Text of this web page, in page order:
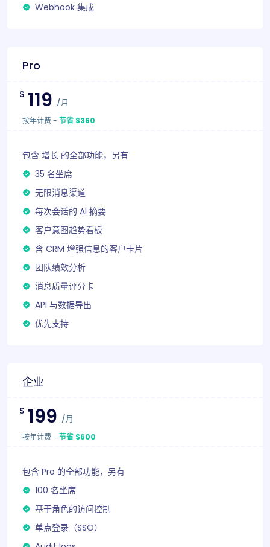
Webhook 集成
Pro
$ 119 /月
按年计费 - 节省 $360
包含 增长 的全部功能，另有
35 名坐席
无限消息渠道
每次会话的 AI 摘要
客户意图趋势看板
含 CRM 增强信息的客户卡片
团队绩效分析
消息质量评分卡
API 与数据导出
优先支持
企业
$ 199 /月
按年计费 - 节省 $600
包含 Pro 的全部功能，另有
100 名坐席
基于角色的访问控制
单点登录（SSO）